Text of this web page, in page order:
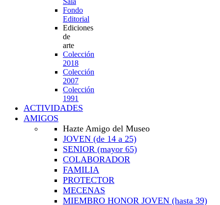
Fondo
Editorial
Ediciones
de
arte
Colección
2018
Colección
2007
Colección
1991
ACTIVIDADES
AMIGOS
Hazte Amigo del Museo
JOVEN (de 14 a 25)
SENIOR (mayor 65)
COLABORADOR
FAMILIA
PROTECTOR
MECENAS
MIEMBRO HONOR JOVEN (hasta 39)